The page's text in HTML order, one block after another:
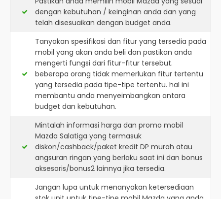
dengan kebutuhan / keinginan anda dan yang
telah disesuaikan dengan budget anda.
Tanyakan spesifikasi dan fitur yang tersedia pada
mobil yang akan anda beli dan pastikan anda
mengerti fungsi dari fitur-fitur tersebut.
beberapa orang tidak memerlukan fitur tertentu
yang tersedia pada tipe-tipe tertentu. hal ini
membantu anda menyeimbangkan antara
budget dan kebutuhan.
Mintalah informasi harga dan promo mobil
Mazda Salatiga yang termasuk
diskon/cashback/paket kredit DP murah atau
angsuran ringan yang berlaku saat ini dan bonus
aksesoris/bonus2 lainnya jika tersedia.
Jangan lupa untuk menanyakan ketersediaan